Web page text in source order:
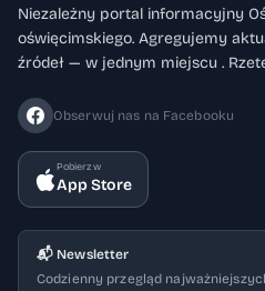
Niezależny portal informacyjny
oświęcimskiego. Agregujemy
źródeł — w jednym miejscu .
Obserwuj nas na Facebooku
Pobierz w
App Store
📬 Newsletter
Codzienny przegląd